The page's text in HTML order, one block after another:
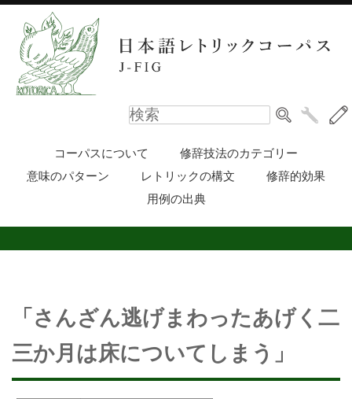
コーパスについて
修辞技法のカテゴリー
意味のパターン
レトリックの構文
修辞的効果
用例の出典
「さんざん逃げまわったあげく二
三か月は床についてしまう」